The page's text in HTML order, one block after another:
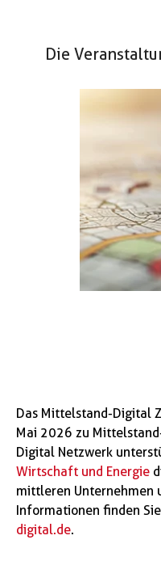
Die
Das Mittelstand-Digital
Mai 2026 zu
Digital Netzwerk
Wirtschaft und Energie
mittleren Unternehmen
Informationen finden
digital.de.